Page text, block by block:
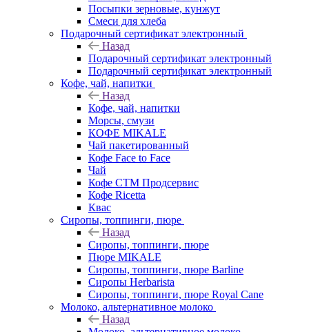
Посыпки зерновые, кунжут
Смеси для хлеба
Подарочный сертификат электронный
Назад
Подарочный сертификат электронный
Подарочный сертификат электронный
Кофе, чай, напитки
Назад
Кофе, чай, напитки
Морсы, смузи
КОФЕ MIKALE
Чай пакетированный
Кофе Face to Face
Чай
Кофе СТМ Продсервис
Кофе Ricetta
Квас
Сиропы, топпинги, пюре
Назад
Сиропы, топпинги, пюре
Пюре MIKALE
Сиропы, топпинги, пюре Barline
Сиропы Herbarista
Сиропы, топпинги, пюре Royal Cane
Молоко, альтернативное молоко
Назад